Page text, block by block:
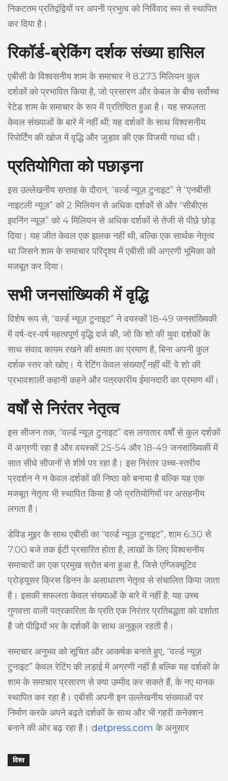
निकटतम प्रतिद्वंद्वियों पर अपनी प्रभुत्व को निर्विवाद रूप से स्थापित
कर दिया है।
रिकॉर्ड-ब्रेकिंग दर्शक संख्या हासिल
एबीसी के विश्वसनीय शाम के समाचार ने 8.273 मिलियन कुल
दर्शकों को प्रभावित किया है, जो प्रसारण और केबल के बीच सर्वोच्च
रेटेड शाम के समाचार के रूप में प्रतिष्ठित हुआ है। यह सफलता
केवल संख्याओं के बारे में नहीं थी; यह दर्शकों के साथ विश्वसनीय
रिपोर्टिंग की खोज में वृद्धि और जुड़ाव की एक विजयी गाथा थी।
प्रतियोगिता को पछाड़ना
इस उल्लेखनीय सप्ताह के दौरान, “वर्ल्ड न्यूज़ टुनाइट” ने “एनबीसी
नाइटली न्यूज़” को 2 मिलियन से अधिक दर्शकों से और “सीबीएस
इवनिंग न्यूज़” को 4 मिलियन से अधिक दर्शकों से तेजी से पीछे छोड़
दिया। यह जीत केवल एक झलक नहीं थी, बल्कि एक सार्थक नेतृत्व
था जिसने शाम के समाचार परिदृश्य में एबीसी की अग्रणी भूमिका को
मजबूत कर दिया।
सभी जनसांख्यिकी में वृद्धि
विशेष रूप से, “वर्ल्ड न्यूज़ टुनाइट” ने वयस्कों 18-49 जनसांख्यिकी
में वर्ष-दर-वर्ष महत्वपूर्ण वृद्धि दर्ज की, जो कि शो की युवा दर्शकों के
साथ संवाद कायम रखने की क्षमता का प्रमाण है, बिना अपनी कुल
दर्शक स्तर को खोए। ये रेटिंग केवल संख्याएँ नहीं थीं; वे शो की
प्रभावशाली कहानी कहने और पत्रकारीय ईमानदारी का प्रमाण थीं।
वर्षों से निरंतर नेतृत्व
इस सीजन तक, “वर्ल्ड न्यूज़ टुनाइट” दस लगातार वर्षों से कुल दर्शकों
में अग्रणी रहा है और वयस्कों 25-54 और 18-49 जनसांख्यिकी में
सात सीधे सीजनों से शीर्ष पर रहा है। इस निरंतर उच्च-स्तरीय
प्रदर्शन ने न केवल दर्शकों की निष्ठा को बनाया है बल्कि यह एक
मजबूत नेतृत्व भी स्थापित किया है जो प्रतियोगियों पर असहनीय
लगता है।
डेविड मुइर के साथ एबीसी का “वर्ल्ड न्यूज़ टुनाइट”, शाम 6:30 से
7:00 बजे तक ईटी प्रसारित होता है, लाखों के लिए विश्वसनीय
समाचारों का एक प्रमुख स्रोत बना हुआ है, जिसे एग्जिक्यूटिव
प्रोड्यूसर क्रिस डिनन के असाधारण नेतृत्व से संचालित किया जाता
है। इसकी सफलता केवल संख्याओं के बारे में नहीं है; यह उच्च
गुणवत्ता वाली पत्रकारिता के प्रति एक निरंतर प्रतिबद्धता को दर्शाता
है जो पीढ़ियों भर के दर्शकों के साथ अनुकूल रहती है।
समाचार अनुभव को सूचित और आकर्षक बनाते हुए, “वर्ल्ड न्यूज़
टुनाइट” केवल रेटिंग की लड़ाई में अग्रणी नहीं है बल्कि यह दर्शकों के
शाम के समाचार प्रसारण से क्या उम्मीद कर सकते हैं, के नए मानक
स्थापित कर रहा है। एबीसी अपनी इन उल्लेखनीय संख्याओं पर
निर्माण करके अपने बढ़ते दर्शकों के साथ और भी गहरी कनेक्शन
बनाने की ओर बढ़ रहा है। detpress.com के अनुसार
विश्व